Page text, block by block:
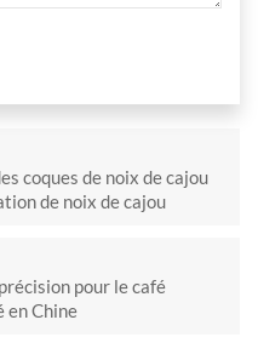
coques de noix de cajou
de noix de cajou
pour le café
en Chine